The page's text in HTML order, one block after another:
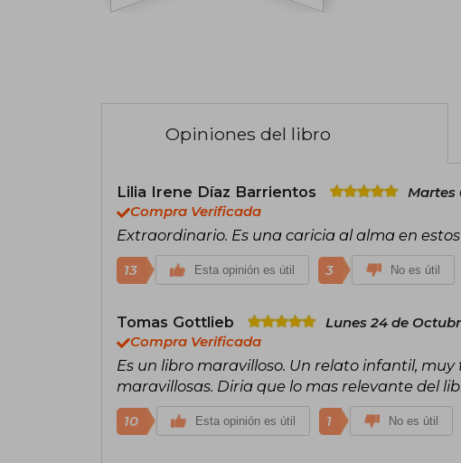
Opiniones del libro
Lilia Irene Díaz Barrientos
Martes
Compra Verificada
Extraordinario. Es una caricia al alma en
13 Esta opinión es útil 3 No es útil
Tomas Gottlieb
Lunes 24 de
Compra Verificada
Es un libro maravilloso. Un relato infantil,
maravillosas. Diria que lo mas relevante del
10 Esta opinión es útil 1 No es útil